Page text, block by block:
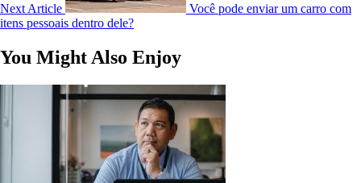
Next Article
Você pode enviar um carro com
itens pessoais dentro dele?
You Might Also Enjoy